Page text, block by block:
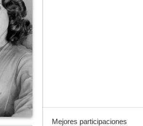
Mejores participaciones